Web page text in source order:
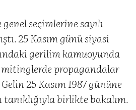
seçimlerine sayılı
25 Kasım günü siyasi
gerilim kamuoyunda
propagandalar
25 Kasım 1987 gününe
tanıklığıyla birlikte bakalım.